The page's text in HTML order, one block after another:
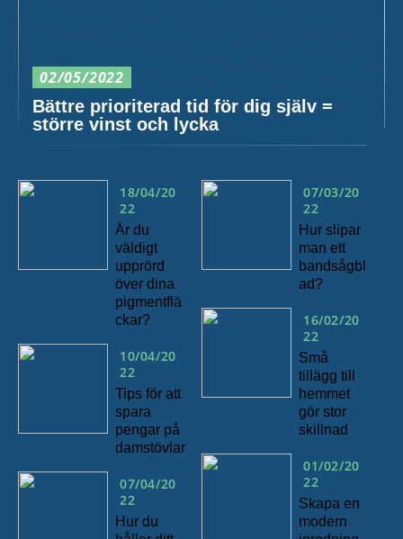
02/05/2022
Bättre prioriterad tid för dig själv =
större vinst och lycka
18/04/20
22
Är du
väldigt
upprörd
över dina
pigmentflä
ckar?
10/04/20
22
Tips för att
spara
pengar på
damstövlar
07/04/20
22
Hur du
07/03/20
22
Hur slipar
man ett
bandsågbl
ad?
16/02/20
22
Små
tillägg till
hemmet
gör stor
skillnad
01/02/20
22
Skapa en
modern